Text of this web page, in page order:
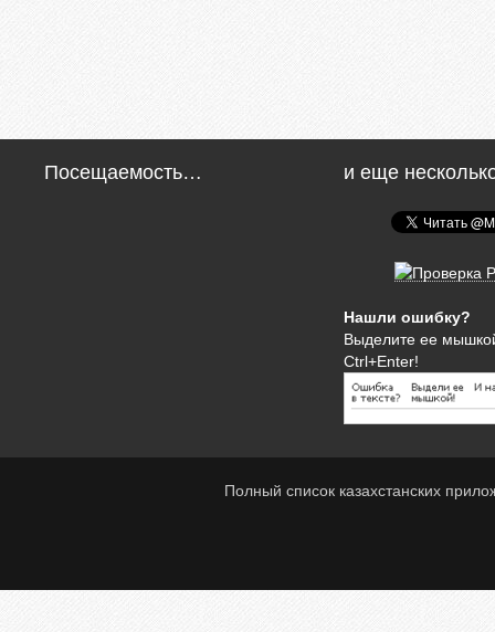
Посещаемость… и еще
Нашли ошибку?
Выделите ее
Ctrl+Enter!
Полный список казахстанских